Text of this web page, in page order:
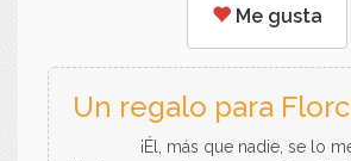
Me gusta
Un regalo para
¡Él, más que nadie, se lo